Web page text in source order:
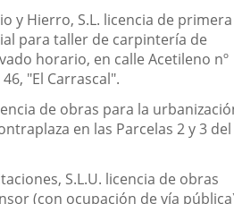
y Hierro, S.L. licencia de primera
para taller de carpintería de
horario, en calle Acetileno nº
"El Carrascal".
de obras para la
en las Parcelas 2 y 3 del
S.L.U. licencia de obras
(con ocupación de vía